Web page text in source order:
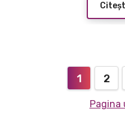
Paginație
1 2
Pagina